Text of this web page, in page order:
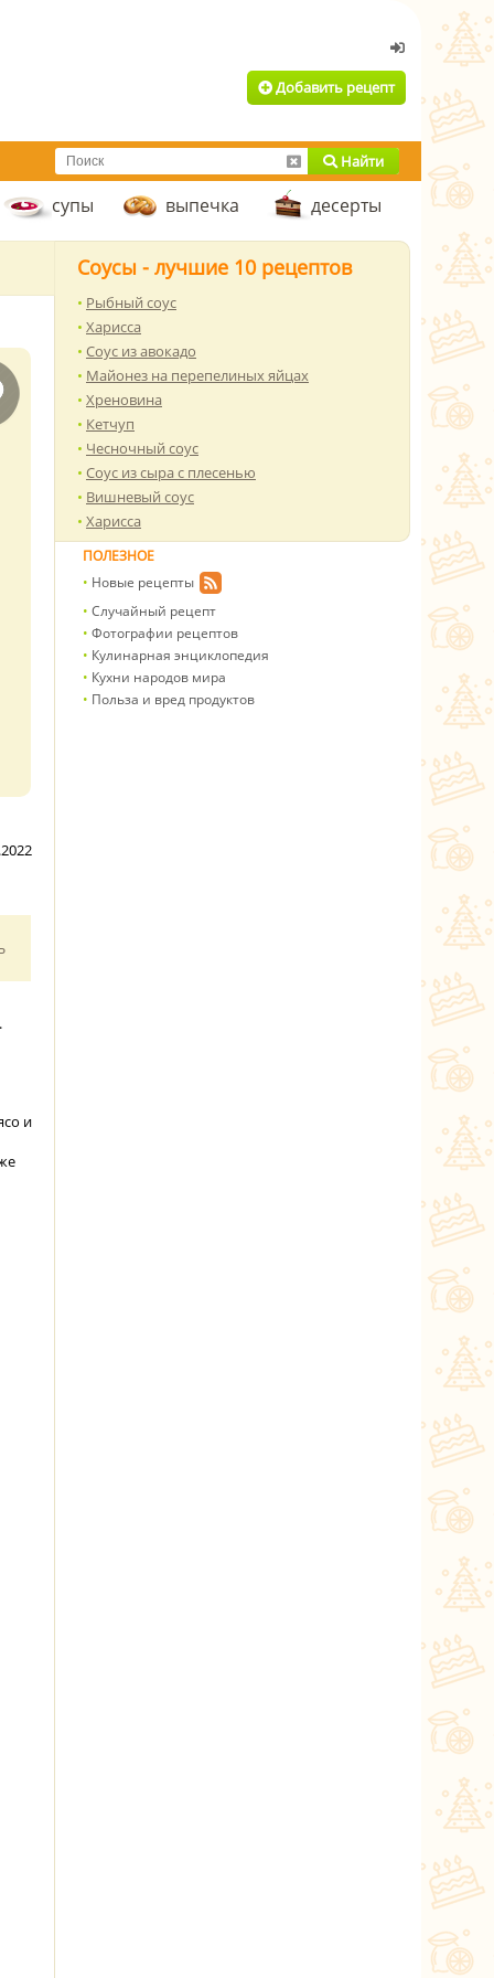
Добавить рецепт
Найти
супы выпечка десерты
и
Соусы - лучшие 10 рецептов
Рыбный соус
Харисса
Соус из авокадо
Майонез на перепелиных яйцах
Хреновина
Кетчуп
Чесночный соус
Соус из сыра с плесенью
Вишневый соус
Харисса
ПОЛЕЗНОЕ
Новые рецепты
Случайный рецепт
Фотографии рецептов
Кулинарная энциклопедия
Кухни народов мира
Польза и вред продуктов